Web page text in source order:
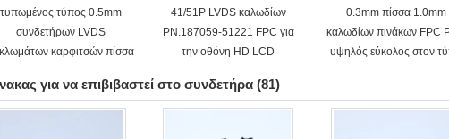
τυπωμένος τύπος 0.5mm
συνδετήρων LVDS
καρφιτσών πίσσα
41/51P LVDS καλωδίων
PN.187059-51221 FPC για
την οθόνη HD LCD
0.3mm πίσσα 1.0mm
καλωδίων πινάκων FPC
υψηλός εύκολος στον
για να επιβιβαστεί στο συνδετήρα (81)